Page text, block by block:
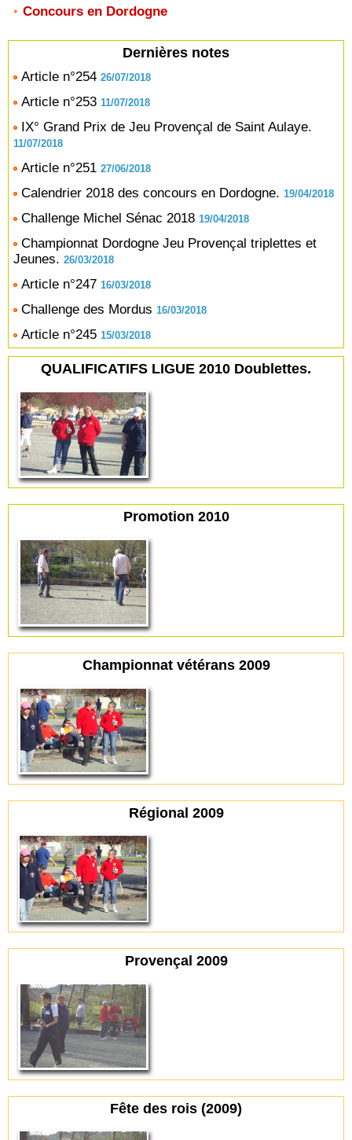
Concours en Dordogne
Dernières notes
Article n°254 26/07/2018
Article n°253 11/07/2018
IX° Grand Prix de Jeu Provençal de Saint Aulaye.
11/07/2018
Article n°251 27/06/2018
Calendrier 2018 des concours en Dordogne. 19/04/2018
Challenge Michel Sénac 2018 19/04/2018
Championnat Dordogne Jeu Provençal triplettes et
Jeunes. 26/03/2018
Article n°247 16/03/2018
Challenge des Mordus 16/03/2018
Article n°245 15/03/2018
QUALIFICATIFS LIGUE 2010 Doublettes.
Promotion 2010
Championnat vétérans 2009
Régional 2009
Provençal 2009
Fête des rois (2009)